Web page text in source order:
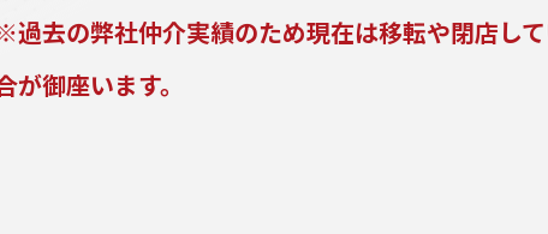
過去の弊社仲介実績のため現在は移転や閉店し
が御座います。